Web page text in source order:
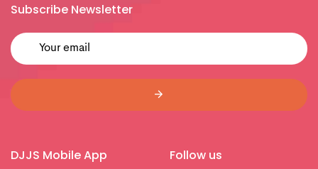
Subscribe Newsletter
DJJS Mobile App Follow us